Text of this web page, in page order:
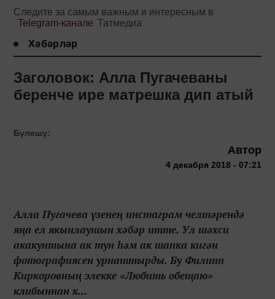
Следите за самым важным и интересным в
Telegram-канале Татмедиа
Хәбәрләр
Заголовок: Алла Пугачеваны
беренче ире матрешка дип атый
Бүлешү:
Автор
4 декабря 2018 - 07:21
Алла Пугачева үзенең инстаграм челтәрендә
яңа ел якынлаушын хәбәр итте. Ул шәхси
акакунтына ак тун һәм ак шапка кигән
фотографиясен урнаштырды. Бу Филипп
Киркоровның элекке «Любить обещаю»
клибыннан к...